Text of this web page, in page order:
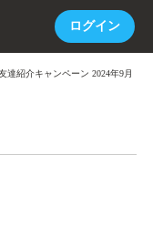
ログイン
達紹介キャンペーン 2024年9月